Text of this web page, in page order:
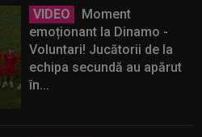
VIDEO
Moment
emoționant la Dinamo -
Voluntari! Jucătorii de la
echipa secundă au apărut
în...